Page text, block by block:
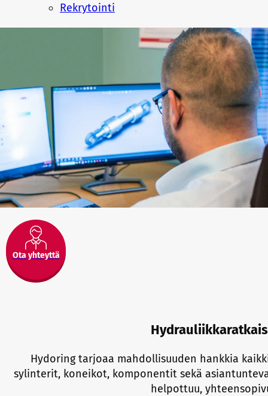
Rekrytointi
Ota yhteyttä
Hydoring tarjoaa mahdollisuuden hankkia
sylinterit, koneikot, komponentit sekä
helpottuu,